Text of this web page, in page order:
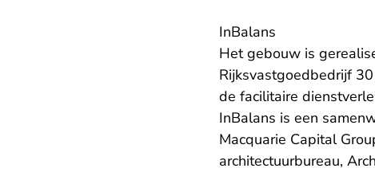
InBalans
Het gebouw is
Rijksvastgoedbedrijf
de facilitaire
InBalans is een
Macquarie Capital
architectuurbureau,